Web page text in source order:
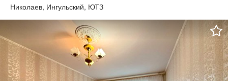
розв’язка. Квартира світла й затишна, готова для проживання.
Загальна площа: 34,6 кв.м У квартирі залишаються всі меблів,
техніка — частково. Також зроблений ремонт даху. Ціна: 24 000$
+ торг Запрошую на перегляд
Николаев, Ингульский, ЮТЗ